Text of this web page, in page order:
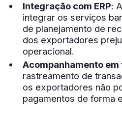
Integração com ERP:
integrar os serviços
de planejamento de
dos exportadores
operacional.
Acompanhamento em
rastreamento de
os exportadores não
pagamentos de forma